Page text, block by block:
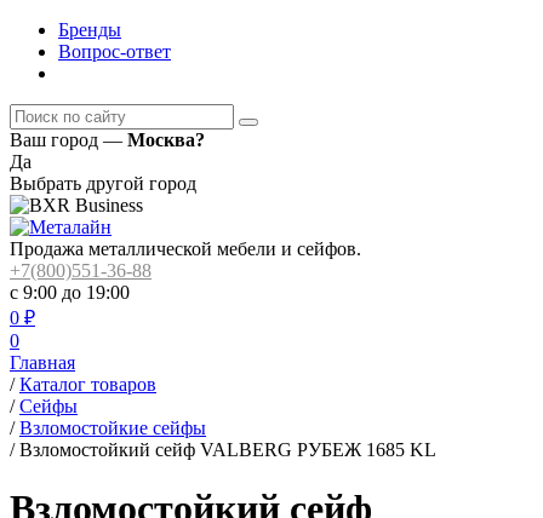
Бренды
Вопрос-ответ
Ваш город — Москва?
Да
Выбрать другой город
Продажа металлической мебели и сейфов.
+7(800)551-36-88
с 9:00 до 19:00
0 ₽
0
Главная
/ Каталог товаров
/ Сейфы
/ Взломостойкие сейфы
/ Взломостойкий сейф VALBERG РУБЕЖ 1685 KL
Взломостойкий сейф